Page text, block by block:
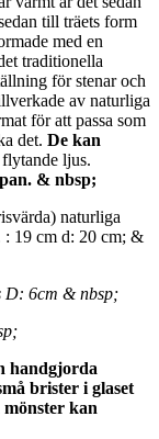
till träets form
med en
traditionella
för stenar och
av naturliga
för att passa som
det. De kan
ljus.
& nbsp;
naturliga
: 19 cm d: 20 cm; &
D: 6cm & nbsp;
handgjorda
brister i glaset
kan